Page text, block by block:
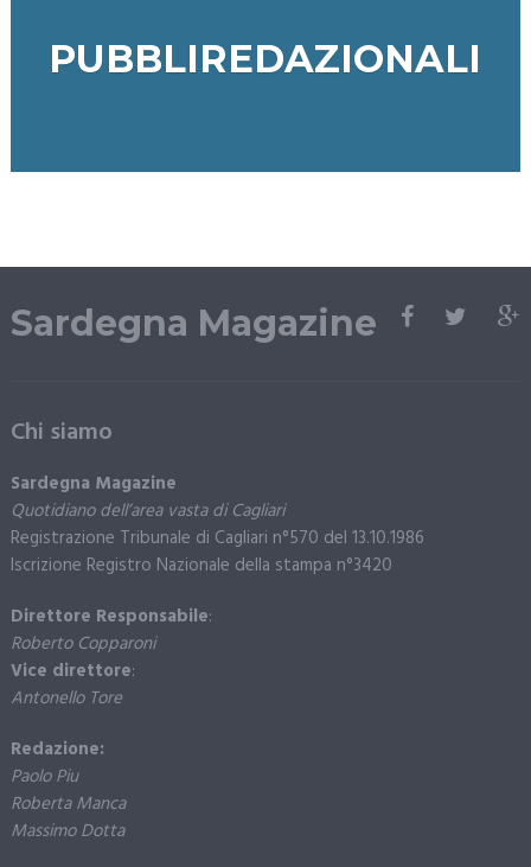
PUBBLIREDAZIONALI
Sardegna Magazine
Chi siamo
Sardegna Magazine
Quotidiano dell’area vasta di Cagliari
Registrazione Tribunale di Cagliari n°570 del 13.10.1986
Iscrizione Registro Nazionale della stampa n°3420
Direttore Responsabile:
Roberto Copparoni
Vice direttore:
Antonello Tore
Redazione:
Paolo Piu
Roberta Manca
Massimo Dotta